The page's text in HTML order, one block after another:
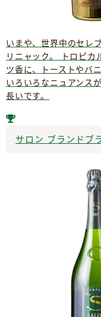
いまや、世界中のセレ
リニャック。 トロピカ
ツ香に、トーストやバ
いろいろなニュアンス
長いです。
サロン ブランドブ